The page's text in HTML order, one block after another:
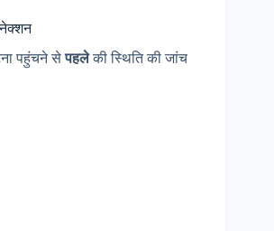
पहुंचने सेपहलेकी स्थिति की जांच